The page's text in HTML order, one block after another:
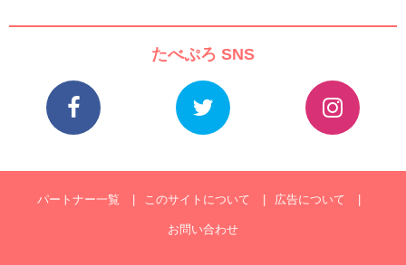
たべぷろ SNS
パートナー一覧 このサイトについて 広告について
お問い合わせ